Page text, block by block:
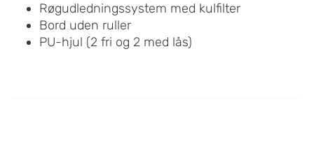
Røgudledningssystem med kulfilter
Bord uden ruller
PU-hjul (2 fri og 2 med lås)